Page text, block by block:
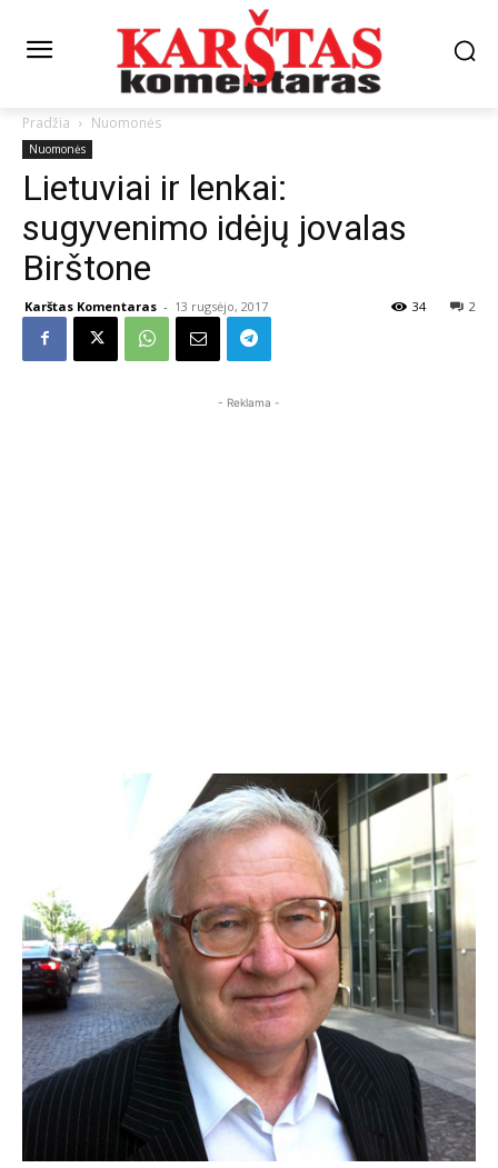
Pradžia Nuomonės
Nuomonės
Lietuviai ir lenkai:
sugyvenimo idėjų jovalas
Birštone
Karštas Komentaras - 13 rugsėjo, 2017 2
34
- Reklama -